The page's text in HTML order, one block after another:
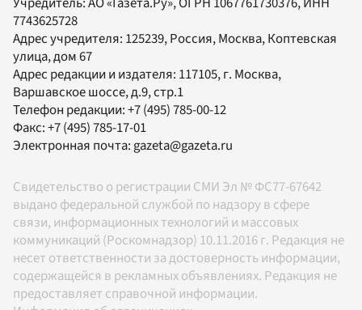
7743625728
Адрес учредителя: 125239, Россия, Москва, Коптевская
улица, дом 67
Адрес редакции и издателя: 117105, г. Москва,
Варшавское шоссе, д.9, стр.1
Телефон редакции:+7 (495) 785-00-12
Факс:+7 (495) 785-17-01
Электронная почта:gazeta@gazeta.ru
Свидетельство о регистрации СМИ Эл № ФС77-67642
выдано федеральной службой по надзору в сфере
связи, информационных технологий и массовых
коммуникаций (Роскомнадзор) 10.11.2016 г. Редакция не
несет ответственности за достоверность информации,
содержащейся в рекламных объявлениях. Редакция не
предоставляет справочной информации.